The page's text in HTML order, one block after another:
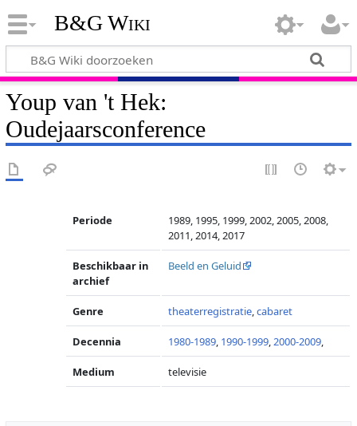
B&G Wiki
Youp van 't Hek:
Oudejaarsconference
Periode
1989, 1995, 1999, 2002, 2005, 2008,
2011, 2014, 2017
Beschikbaar in
archief
Beeld en Geluid
Genre theaterregistratie,cabaret
Decennia 1980-1989, 1990-1999,2000-2009,
Medium televisie